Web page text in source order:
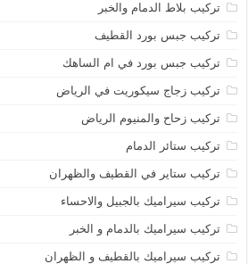
تركيب بلاط الدمام والخبر
تركيب جبس بورد القطيف
تركيب جبس بورد في ام الساهك
تركيب زجاج سيكوريت في الرياض
تركيب زحاح والمنيوم الرياض
تركيب ستائر الدمام
تركيب ستاير في القطيف والظهران
تركيب سيراميك بالجبيل والاحساء
تركيب سيراميك بالدمام و الخبر
تركيب سيراميك بالقطيف و الظهران